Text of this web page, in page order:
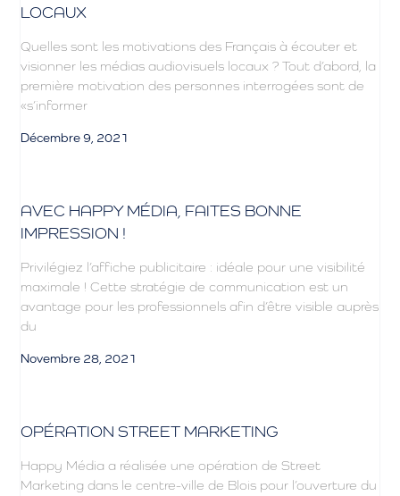
LOCAUX
Quelles sont les motivations des Français à écouter et
visionner les médias audiovisuels locaux ? Tout d’abord, la
première motivation des personnes interrogées sont de
«s’informer
Décembre 9, 2021
AVEC HAPPY MÉDIA, FAITES BONNE
IMPRESSION !
Privilégiez l’affiche publicitaire : idéale pour une visibilité
maximale ! Cette stratégie de communication est un
avantage pour les professionnels afin d’être visible auprès
du
Novembre 28, 2021
OPÉRATION STREET MARKETING
Happy Média a réalisée une opération de Street
Marketing dans le centre-ville de Blois pour l’ouverture du